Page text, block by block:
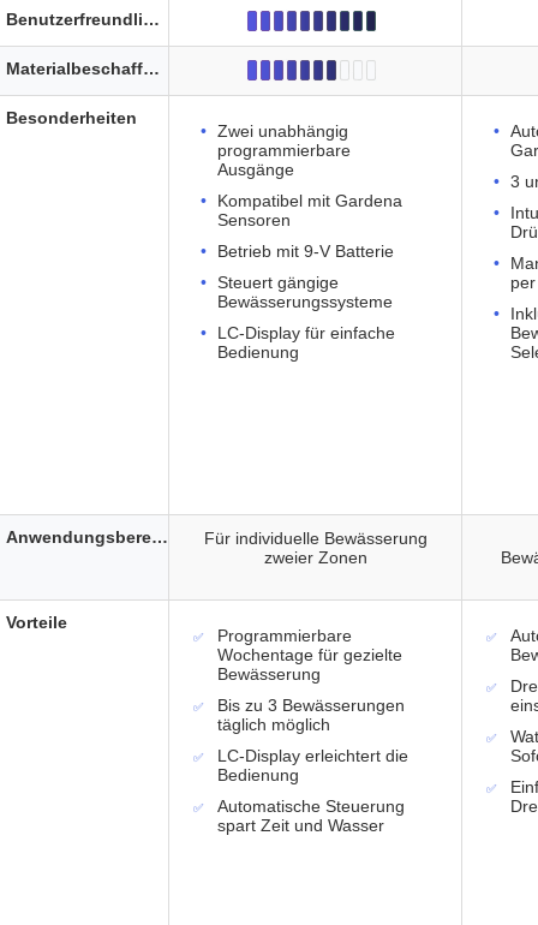
Zwei unabhängig
programmierbare
Ausgänge
Kompatibel mit Gardena
Sensoren
Betrieb mit 9-V Batterie
Steuert gängige
Bewässerungssysteme
LC-Display für einfache
Bedienung
3
Für individuelle Bewässerung
zweier Zonen
Programmierbare
Wochentage für gezielte
Bewässerung
Bis zu 3 Bewässerungen
täglich möglich
LC-Display erleichtert die
Bedienung
Automatische Steuerung
spart Zeit und Wasser
Benutzerfreundlichkeit
Materialbeschaffenheit
Besonderheiten
Anwendungsbereich
Vorteile